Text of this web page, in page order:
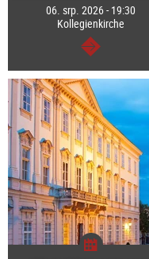
06. srp. 2026 - 19:30
Kollegienkirche
continue